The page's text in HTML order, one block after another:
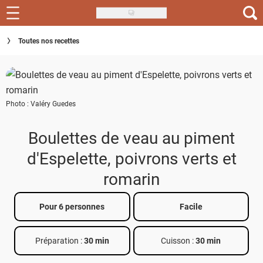
Skip
to
main
Recettes
Inspirations
Conseils
Actus
Téléchargez l'app Saveurs Recettes
Index des recettes
Guide d'achat
Toutes nos recettes
Photo : Valéry Guedes
Boulettes de veau au piment
d'Espelette, poivrons verts et
romarin
Pour 6 personnes Facile
Préparation :30 min Cuisson :30 min